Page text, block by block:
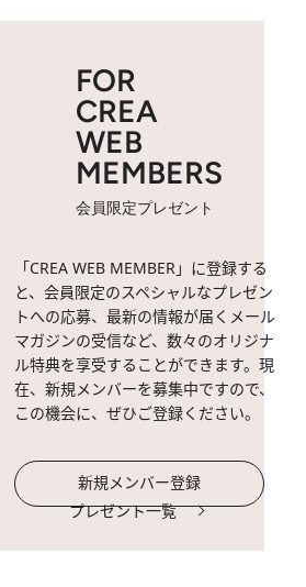
FOR
CREA
WEB
MEMBERS
会員限定プレゼント
「CREA WEB MEMBER」に登録する
と、会員限定のスペシャルなプレゼン
トへの応募、最新の情報が届くメール
マガジンの受信など、数々のオリジナ
ル特典を享受することができます。現
在、新規メンバーを募集中ですので、
この機会に、ぜひご登録ください。
新規メンバー登録
プレゼント一覧